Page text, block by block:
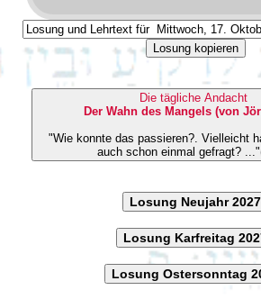
Losung kopieren
Die tägliche Andacht
Der Wahn des Mangels (von
"Wie konnte das passieren?. Vielleicht habt ihr euch das
auch schon einmal gefragt?
Losung Neujahr 2027
Losung Karfreitag
Losung Ostersonntag